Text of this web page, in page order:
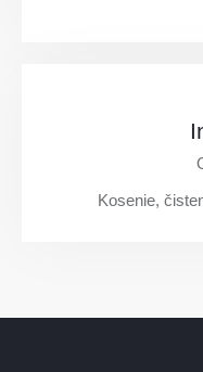
Kosenie,